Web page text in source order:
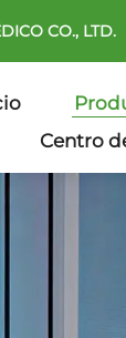
CO., LTD.
Centro